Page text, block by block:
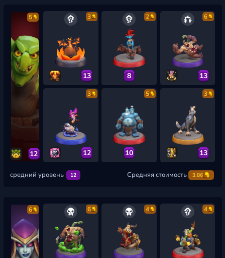
5
12
3
13
2
8
6
13
3
12
5
10
3
13
средний уровень 12 Средняя стоимость 3.86
6 6 4 4